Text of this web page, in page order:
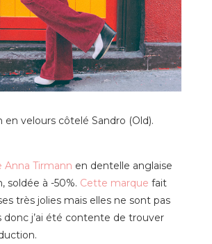
en velours côtelé Sandro (Old).
Anna Tirmann en dentelle anglaise
soldée à -50%. Cette marque fait
très jolies mais elles ne sont pas
donc j’ai été contente de trouver